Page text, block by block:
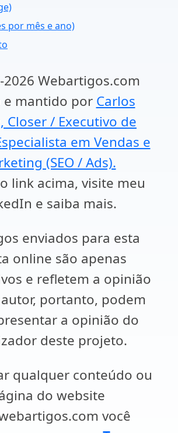
por mês e ano)
Webartigos.com
e mantido por Carlos
Closer / Executivo de
em Vendas e
(SEO / Ads).
link acima, visite meu
e saiba mais.
enviados para esta
online são apenas
e refletem a opinião
portanto, podem
a opinião do
deste projeto.
qualquer conteúdo ou
do website
você